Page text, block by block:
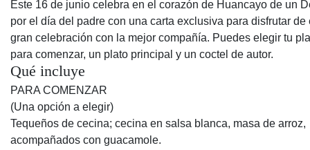
Este 16 de junio celebra en el corazón de Huancayo de un
por el día del padre con una carta exclusiva para disfrutar de
gran celebración con la mejor compañía. Puedes elegir tu
para comenzar, un plato principal y un coctel de autor.
Qué incluye
PARA COMENZAR
(Una opción a elegir)
Tequeños de cecina; cecina en salsa blanca, masa de arroz,
acompañados con guacamole.